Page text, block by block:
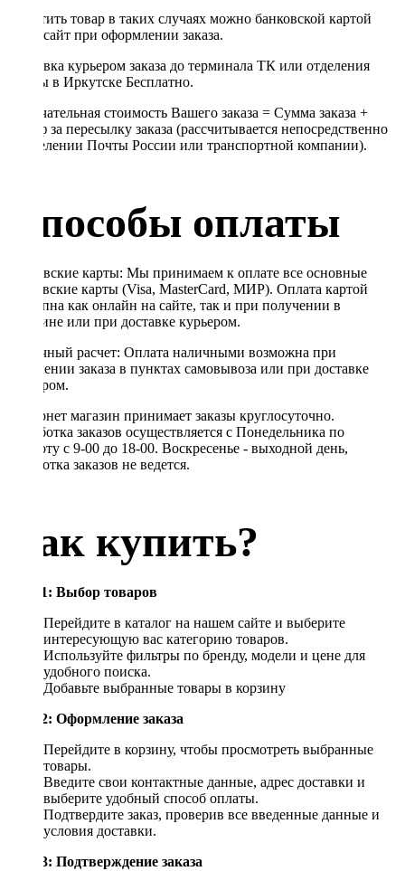
Оплатить товар в таких случаях можно банковской картой
через сайт при оформлении заказа.
Доставка курьером заказа до терминала ТК или отделения
Почты в Иркутске Бесплатно.
Окончательная стоимость Вашего заказа = Сумма заказа +
Тариф за пересылку заказа (рассчитывается непосредственно
в отделении Почты России или транспортной компании).
Способы оплаты
Банковские карты: Мы принимаем к оплате все основные
банковские карты (Visa, MasterCard, МИР). Оплата картой
доступна как онлайн на сайте, так и при получении в
магазине или при доставке курьером.
Наличный расчет: Оплата наличными возможна при
получении заказа в пунктах самовывоза или при доставке
курьером.
Интернет магазин принимает заказы круглосуточно.
Обработка заказов осуществляется с Понедельника по
Субботу с 9-00 до 18-00. Воскресенье - выходной день,
обработка заказов не ведется.
Как купить?
Шаг 1: Выбор товаров
Перейдите в каталог на нашем сайте и выберите
интересующую вас категорию товаров.
Используйте фильтры по бренду, модели и цене для
удобного поиска.
Добавьте выбранные товары в корзину
Шаг 2: Оформление заказа
Перейдите в корзину, чтобы просмотреть выбранные
товары.
Введите свои контактные данные, адрес доставки и
выберите удобный способ оплаты.
Подтвердите заказ, проверив все введенные данные и
условия доставки.
Шаг 3: Подтверждение заказа